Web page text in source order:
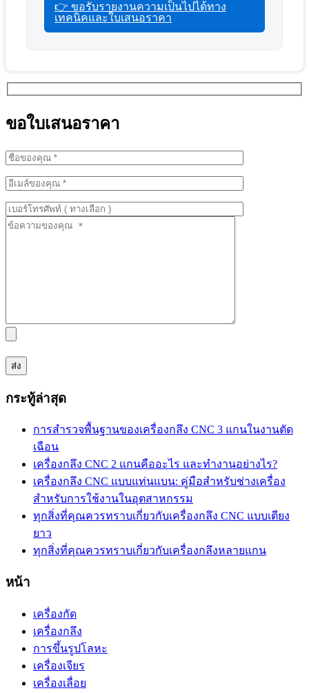
👉 ขอรับรายงานความเป็นไปได้ทาง
เทคนิคและใบเสนอราคา
ขอใบเสนอราคา
กระทู้ล่าสุด
การสำรวจพื้นฐานของเครื่องกลึง CNC 3 แกนในงานตัด
เฉือน
เครื่องกลึง CNC 2 แกนคืออะไร และทำงานอย่างไร?
เครื่องกลึง CNC แบบแท่นแบน: คู่มือสำหรับช่างเครื่อง
สำหรับการใช้งานในอุตสาหกรรม
ทุกสิ่งที่คุณควรทราบเกี่ยวกับเครื่องกลึง CNC แบบเตียง
ยาว
ทุกสิ่งที่คุณควรทราบเกี่ยวกับเครื่องกลึงหลายแกน
หน้า
เครื่องกัด
เครื่องกลึง
การขึ้นรูปโลหะ
เครื่องเจียร
เครื่องเลื่อย